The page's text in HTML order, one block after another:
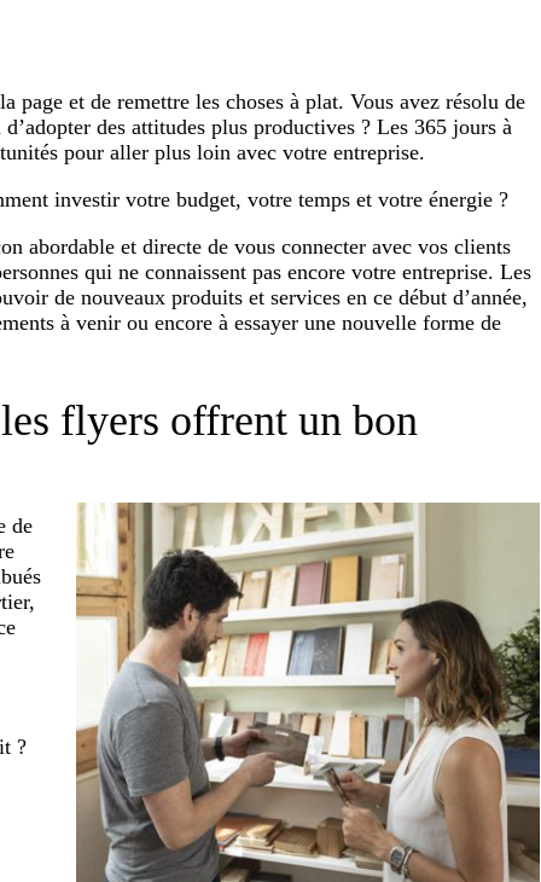
page et de remettre les choses à plat. Vous avez résolu de
des attitudes plus productives ? Les 365 jours à
pour aller plus loin avec votre entreprise.
investir votre budget, votre temps et votre énergie ?
abordable et directe de vous connecter avec vos clients
qui ne connaissent pas encore votre entreprise. Les
de nouveaux produits et services en ce début d’année,
à venir ou encore à essayer une nouvelle forme de
flyers offrent un bon
de
?